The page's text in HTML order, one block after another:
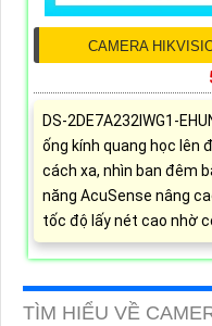
CAMERA
DS-2DE7A232IWG1-
ống kính quang học lên
cách xa, nhìn ban đêm
năng AcuSense nâng
tốc độ lấy nét cao nhờ
TÌM HIỂU VỀ